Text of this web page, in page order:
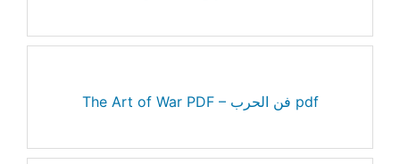
The Art of War PDF – فن الحرب pdf